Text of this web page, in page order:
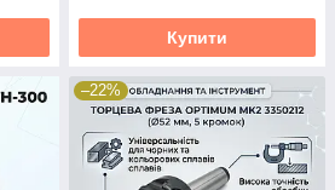
Купити
–22%